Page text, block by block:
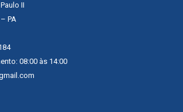
II
PA
08:00 às 14:00